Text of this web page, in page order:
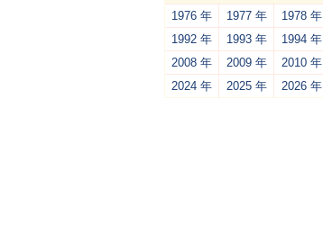
1976 年
1977 年 1978 年
1992 年
1993 年 1994 年
2008 年
2009 年 2010 年
2024 年
2025 年 2026 年